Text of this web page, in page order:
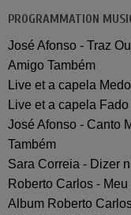
PROGRAMMATION
José Afonso - Traz
Amigo Também
Live et a capela Medo
Live et a capela
José Afonso - Canto
Também
Sara Correia - Dizer
Roberto Carlos -
Album Roberto